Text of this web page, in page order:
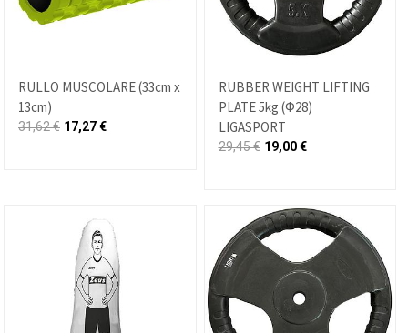
RULLO MUSCOLARE (33cm x
13cm)
31,62€ 17,27€
RUBBER WEIGHT LIFTING
PLATE 5kg (Φ28)
LIGASPORT
29,45€ 19,00€